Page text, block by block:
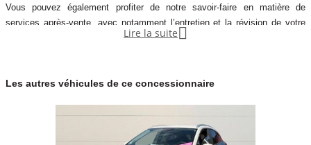
Vous pouvez également profiter de notre savoir-faire en matière de
services après-vente, avec notamment l’entretien et la révision de votre
d’occasion.
réseau de 250 concessions, avec plus de 14 000 voitures dans toute la
Lire la suite 
Les autres véhicules de ce concessionnaire